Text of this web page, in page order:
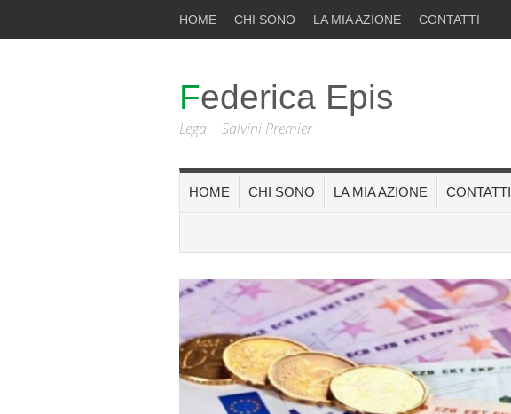
HOME CHI SONO LA MIA AZIONE CONTATTI
Federica Epis
Lega ~ Salvini Premier
HOME CHI SONO LA MIA AZIONE CONTATTI